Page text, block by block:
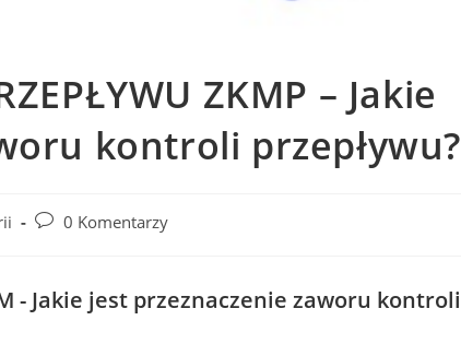
ZKMP – Jakie
kontroli przepływu?
0 Komentarzy
- Jakie jest przeznaczenie zaworu kontroli